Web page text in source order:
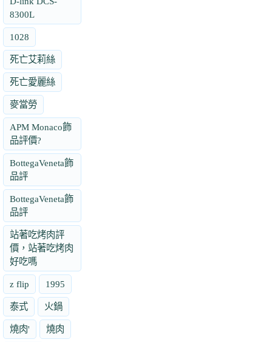
8300L
1028
死亡艾莉絲
死亡愛麗絲
麥當勞
APM Monaco飾
品評價?
BottegaVeneta飾
品評
BottegaVeneta飾
品評
站著吃烤肉評
價，站著吃烤肉
好吃嗎
z flip 1995
泰式 火鍋
燒肉' 燒肉